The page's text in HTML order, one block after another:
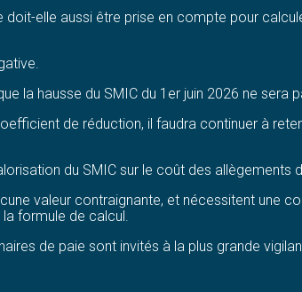
elle aussi être prise en compte pour
la hausse du SMIC du 1er juin 2026 ne sera
de réduction, il faudra continuer à
du SMIC sur le coût des allègements
valeur contraignante, et nécessitent une
formule de calcul.
de paie sont invités à la plus grande